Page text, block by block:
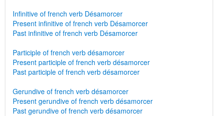
Infinitive of french verb Désamorcer
Present infinitive of french verb Désamorcer
Past infinitive of french verb Désamorcer
Participle of french verb désamorcer
Present participle of french verb désamorcer
Past participle of french verb désamorcer
Gerundive of french verb désamorcer
Present gerundive of french verb désamorcer
Past gerundive of french verb désamorcer